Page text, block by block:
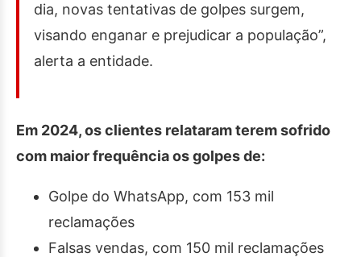
dia, novas tentativas de golpes surgem,
visando enganar e prejudicar a população”,
alerta a entidade.
Em 2024, os clientes relataram terem sofrido
com maior frequência os golpes de:
Golpe do WhatsApp, com 153 mil
reclamações
Falsas vendas, com 150 mil reclamações